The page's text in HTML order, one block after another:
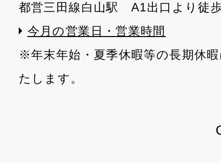
都営三田線白山駅 A1出口より徒
今月の営業日・営業時間
※年末年始・夏季休暇等の長期休
たします。